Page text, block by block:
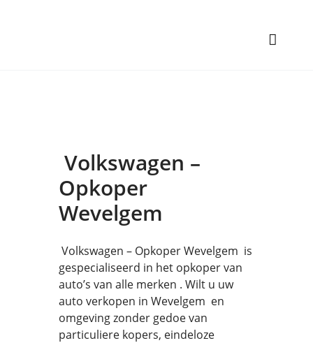
Volkswagen –
Opkoper
Wevelgem
Volkswagen – Opkoper Wevelgem is
gespecialiseerd in het opkoper van
auto’s van alle merken . Wilt u uw
auto verkopen in Wevelgem en
omgeving zonder gedoe van
particuliere kopers, eindeloze